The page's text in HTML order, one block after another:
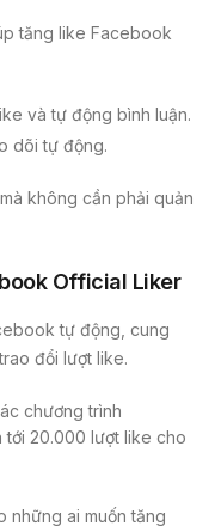
tăng like Facebook
và tự động bình luận.
dõi tự động.
không cần phải quản
Official Liker
tự động, cung
đổi lượt like.
chương trình
tới 20.000 lượt like cho
những ai muốn tăng